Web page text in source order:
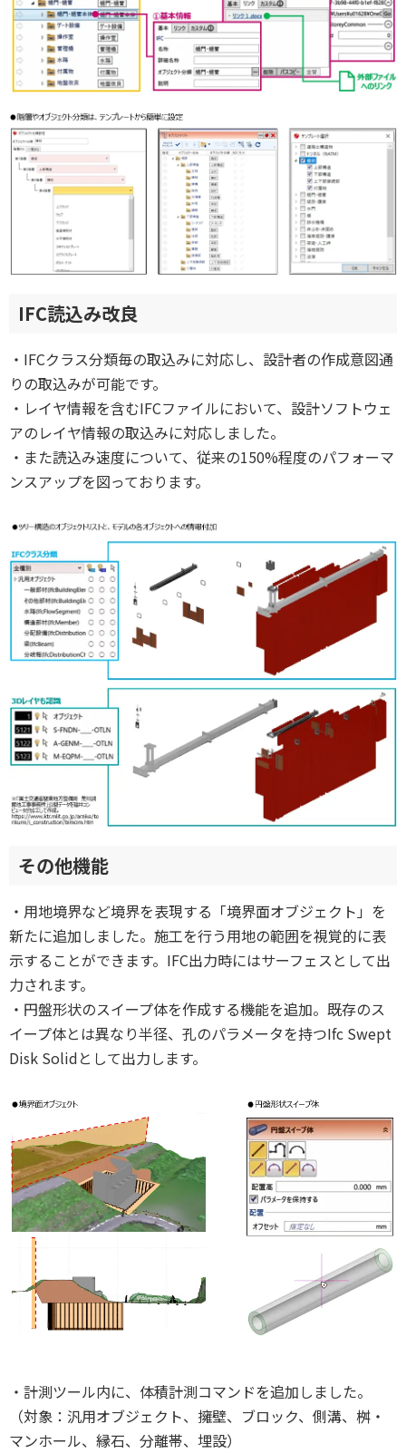
IFC読込み改良
・IFCクラス分類毎の取込みに対応し、設計者の作成意図通
りの取込みが可能です。
・レイヤ情報を含むIFCファイルにおいて、設計ソフトウェ
アのレイヤ情報の取込みに対応しました。
・また読込み速度について、従来の150%程度のパフォーマ
ンスアップを図っております。
その他機能
・用地境界など境界を表現する「境界面オブジェクト」を
新たに追加しました。施工を行う用地の範囲を視覚的に表
示することができます。IFC出力時にはサーフェスとして出
力されます。
・円盤形状のスイープ体を作成する機能を追加。既存のス
イープ体とは異なり半径、孔のパラメータを持つIfc Swept
Disk Solidとして出力します。
・計測ツール内に、体積計測コマンドを追加しました。
（対象：汎用オブジェクト、擁壁、ブロック、側溝、桝・
マンホール、縁石、分離帯、埋設）